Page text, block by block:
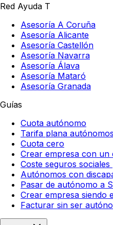
Red Ayuda T
Asesoría A Coruña
Asesoría Alicante
Asesoría Castellón
Asesoría Navarra
Asesoría Álava
Asesoría Mataró
Asesoría Granada
Guías
Cuota autónomo
Tarifa plana autónomos
Cuota cero
Crear empresa con un
Coste seguros
Autónomos con
Pasar de autónomo a
Crear empresa siendo
Facturar sin ser